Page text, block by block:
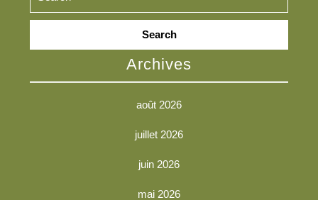
Search
Archives
août 2026
juillet 2026
juin 2026
mai 2026